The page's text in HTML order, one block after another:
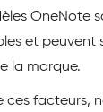
OneNote
et peuvent
la marque.
facteurs,